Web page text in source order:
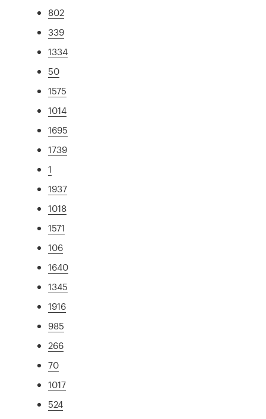
802
339
1334
50
1575
1014
1695
1739
1
1937
1018
1571
106
1640
1345
1916
985
266
70
1017
524